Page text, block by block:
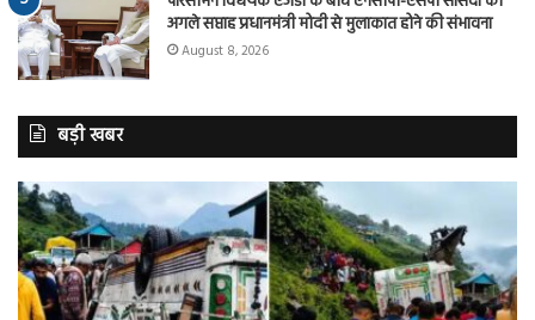
अगले सप्ताह प्रधानमंत्री मोदी से मुलाकात होने की संभावना
August 8, 2026
बड़ी खबर